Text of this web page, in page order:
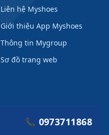
Liên hệ Myshoes
Giới thiệu App Myshoes
Thông tin Mygroup
Sơ đồ trang web
📞 0973711868